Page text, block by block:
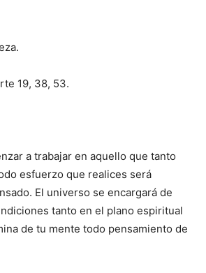
19, 38, 53.
a trabajar en aquello que tanto
esfuerzo que realices será
El universo se encargará de
tanto en el plano espiritual
de tu mente todo pensamiento de